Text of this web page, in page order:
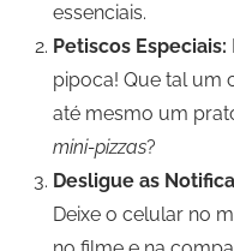
essenciais.
Petiscos Especiais:
pipoca! Que tal um
até mesmo um
mini-pizzas?
Desligue as
Deixe o celular no